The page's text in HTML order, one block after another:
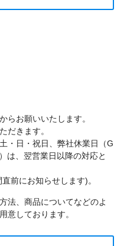
らお願いいたします。
だきます。
・日・祝日、弊社休業日（G
は、翌営業日以降の対応と
前にお知らせします)。
法、商品についてなどのよ
意しております。